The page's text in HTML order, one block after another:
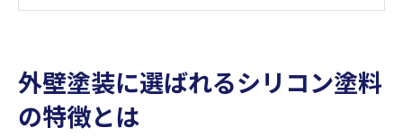
シリコン塗料の外壁塗装へのメリットと実
際の効果
外壁塗装に選ばれるシリコン塗料
の特徴とは